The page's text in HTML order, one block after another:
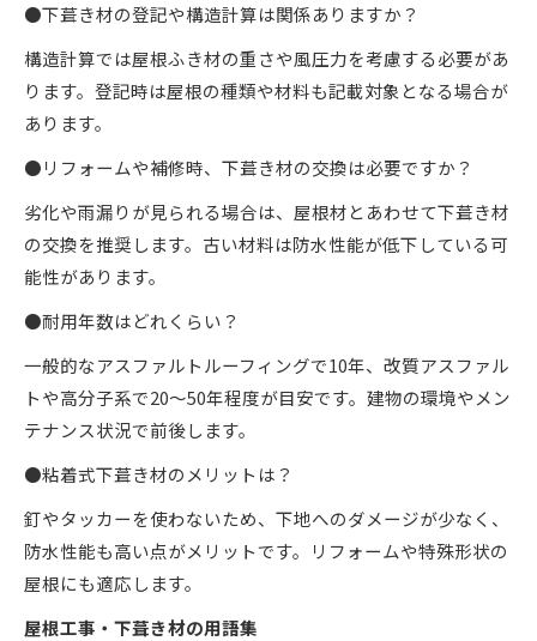
●下葺き材の登記や構造計算は関係ありますか？
構造計算では屋根ふき材の重さや風圧力を考慮する必要があ
ります。登記時は屋根の種類や材料も記載対象となる場合が
あります。
●リフォームや補修時、下葺き材の交換は必要ですか？
劣化や雨漏りが見られる場合は、屋根材とあわせて下葺き材
の交換を推奨します。古い材料は防水性能が低下している可
能性があります。
●耐用年数はどれくらい？
一般的なアスファルトルーフィングで10年、改質アスファル
トや高分子系で20〜50年程度が目安です。建物の環境やメン
テナンス状況で前後します。
●粘着式下葺き材のメリットは？
釘やタッカーを使わないため、下地へのダメージが少なく、
防水性能も高い点がメリットです。リフォームや特殊形状の
屋根にも適応します。
屋根工事・下葺き材の用語集